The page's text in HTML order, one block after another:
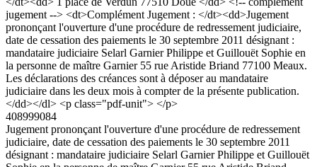
jugement --> <dt>Complément Jugement : </dt><dd>Jugement
prononçant l'ouverture d'une procédure de redressement judiciaire,
date de cessation des paiements le 30 septembre 2011 désignant :
mandataire judiciaire Selarl Garnier Philippe et Guillouët Sophie en
la personne de maître Garnier 55 rue Aristide Briand 77100 Meaux.
Les déclarations des créances sont à déposer au mandataire
judiciaire dans les deux mois à compter de la présente publication.
</dd></dl> <p class="pdf-unit"> </p>
408999084
Jugement prononçant l'ouverture d'une procédure de redressement
judiciaire, date de cessation des paiements le 30 septembre 2011
désignant : mandataire judiciaire Selarl Garnier Philippe et Guillouët